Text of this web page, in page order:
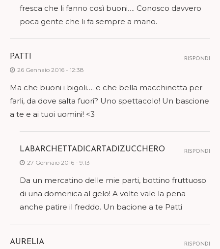
fresca che li fanno così buoni…. Conosco davvero
poca gente che li fa sempre a mano.
PATTI
26 Gennaio 2016 - 12:38
Ma che buoni i bigoli…. e che bella macchinetta per
farli, da dove salta fuori? Uno spettacolo! Un bascione
a te e ai tuoi uomini! <3
RISPONDI
LABARCHETTADICARTADIZUCCHERO
27 Gennaio 2016 - 9:13
Da un mercatino delle mie parti, bottino fruttuoso
di una domenica al gelo! A volte vale la pena
anche patire il freddo. Un bacione a te Patti
RISPONDI
AURELIA RISPONDI